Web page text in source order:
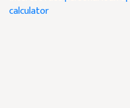
calculator